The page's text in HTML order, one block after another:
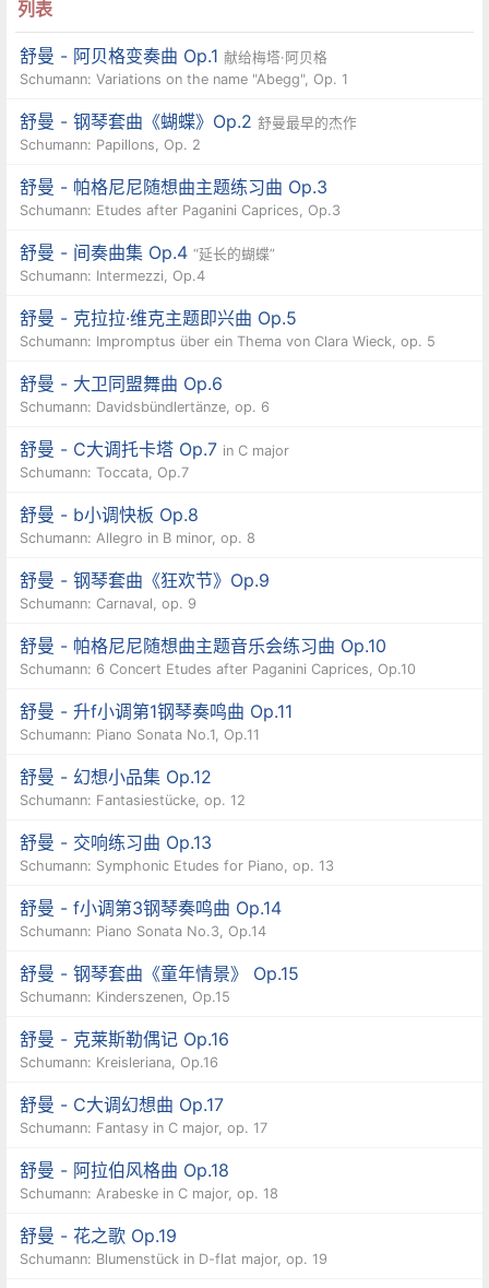
列表
舒曼 - 阿贝格变奏曲 Op.1献给梅塔·阿贝格
Schumann: Variations on the name "Abegg", Op. 1
舒曼 - 钢琴套曲《蝴蝶》Op.2舒曼最早的杰作
Schumann: Papillons, Op. 2
舒曼 - 帕格尼尼随想曲主题练习曲 Op.3
Schumann: Etudes after Paganini Caprices, Op.3
舒曼 - 间奏曲集 Op.4“延长的蝴蝶”
Schumann: Intermezzi, Op.4
舒曼 - 克拉拉·维克主题即兴曲 Op.5
Schumann: Impromptus über ein Thema von Clara Wieck, op. 5
舒曼 - 大卫同盟舞曲 Op.6
Schumann: Davidsbündlertänze, op. 6
舒曼 - C大调托卡塔 Op.7 in C major
Schumann: Toccata, Op.7
舒曼 - b小调快板 Op.8
Schumann: Allegro in B minor, op. 8
舒曼 - 钢琴套曲《狂欢节》Op.9
Schumann: Carnaval, op. 9
舒曼 - 帕格尼尼随想曲主题音乐会练习曲 Op.10
Schumann: 6 Concert Etudes after Paganini Caprices, Op.10
舒曼 - 升f小调第1钢琴奏鸣曲 Op.11
Schumann: Piano Sonata No.1, Op.11
舒曼 - 幻想小品集 Op.12
Schumann: Fantasiestücke, op. 12
舒曼 - 交响练习曲 Op.13
Schumann: Symphonic Etudes for Piano, op. 13
舒曼 - f小调第3钢琴奏鸣曲 Op.14
Schumann: Piano Sonata No.3, Op.14
舒曼 - 钢琴套曲《童年情景》 Op.15
Schumann: Kinderszenen, Op.15
舒曼 - 克莱斯勒偶记 Op.16
Schumann: Kreisleriana, Op.16
舒曼 - C大调幻想曲 Op.17
Schumann: Fantasy in C major, op. 17
舒曼 - 阿拉伯风格曲 Op.18
Schumann: Arabeske in C major, op. 18
舒曼 - 花之歌 Op.19
Schumann: Blumenstück in D-flat major, op. 19